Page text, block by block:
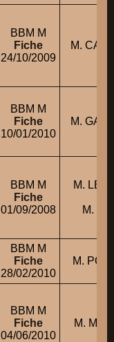
BBM M
Fiche
24/10/2009
M.
BBM M
Fiche
10/01/2010
M.
BBM M
Fiche
01/09/2008
M.
M.
BBM M
Fiche
28/02/2010
M.
BBM M
Fiche
04/06/2010
M.